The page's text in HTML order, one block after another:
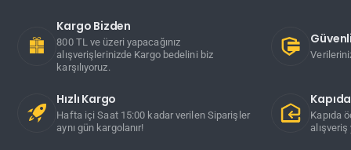
Kargo Bizden
800 TL ve üzeri yapacağınız
alışverişlerinizde Kargo bedelini biz
karşılıyoruz.
Hızlı Kargo
Hafta içi Saat 15:00 kadar verilen Siparişler
aynı gün kargolanır!
Kapıda